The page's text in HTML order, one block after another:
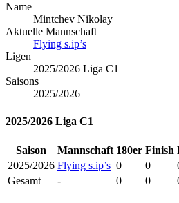
Name
Mintchev Nikolay
Aktuelle Mannschaft
Flying s.ip’s
Ligen
2025/2026 Liga C1
Saisons
2025/2026
2025/2026 Liga C1
Saison Mannschaft 180er Finish
2025/2026 Flying s.ip’s 0 0
Gesamt
- 0 0